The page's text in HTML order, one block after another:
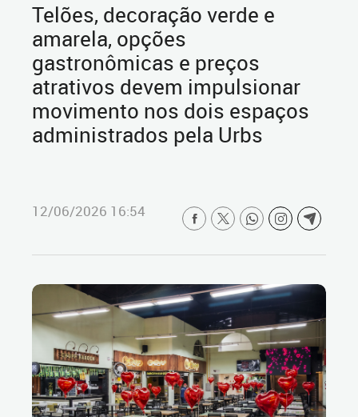
Telões, decoração verde e
amarela, opções
gastronômicas e preços
atrativos devem impulsionar
movimento nos dois espaços
administrados pela Urbs
12/06/2026 16:54